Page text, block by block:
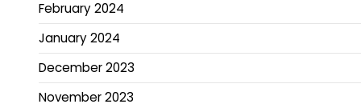
February 2024
January 2024
December 2023
November 2023